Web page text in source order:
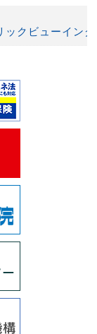
ックビューイン